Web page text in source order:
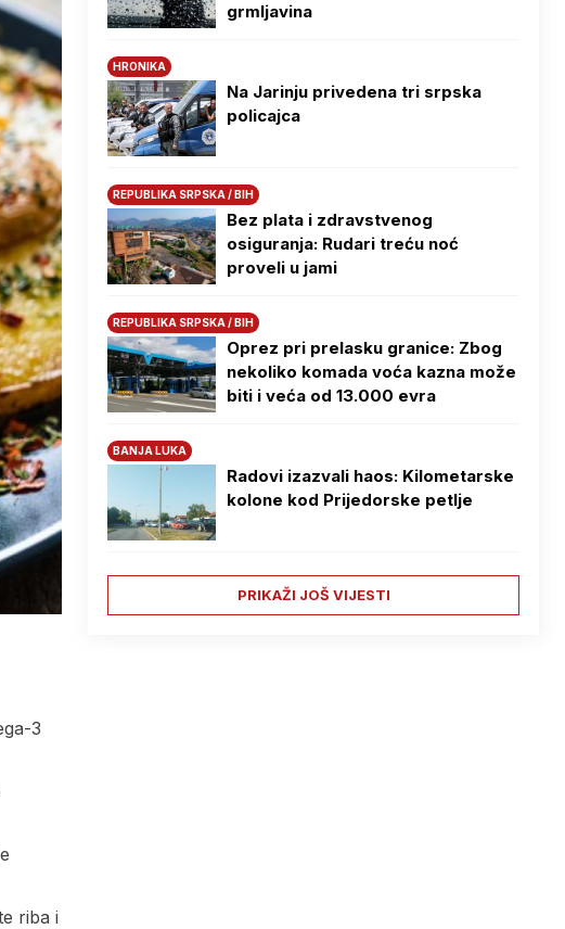
3
riba i
grmljavina
HRONIKA
Na Јarinju privedena tri srpska
policajca
REPUBLIKA SRPSKA / BIH
Bez plata i zdravstvenog
osiguranja: Rudari treću noć
proveli u jami
REPUBLIKA SRPSKA / BIH
Oprez pri prelasku granice: Zbog
nekoliko komada voća kazna može
biti i veća od 13.000 evra
BANJA LUKA
Radovi izazvali haos: Kilometarske
kolone kod Prijedorske petlje
PRIKAŽI JOŠ VIJESTI